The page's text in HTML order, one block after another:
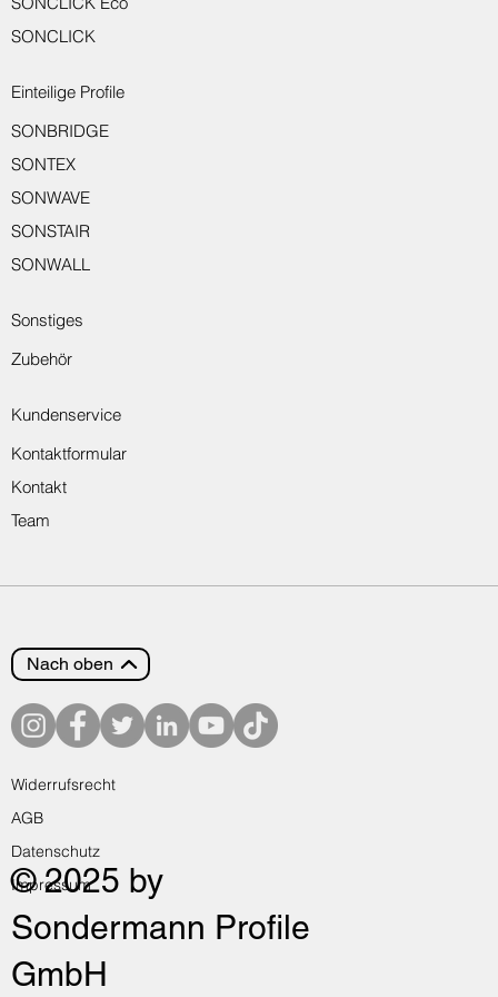
Einteilige Profile
Kundenservice
Sonstiges
SONCLICK
SONBRIDGE
SONTEX
Zubehör
Kontaktformular
SONWAVE
Kontakt
SONSTAIR
Team
SONWALL
Nach oben
© 2025 by
Sondermann Profile
GmbH
Widerrufsrecht
AGB
Datenschutz
Impressum